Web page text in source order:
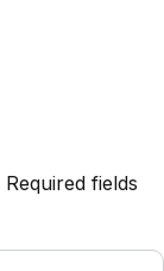
Required fields